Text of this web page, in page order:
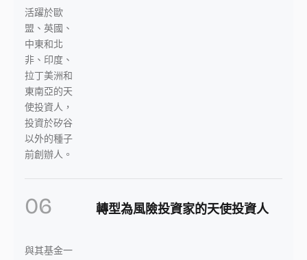
活躍於歐
盟、英國、
中東和北
非、印度、
拉丁美洲和
東南亞的天
使投資人，
投資於矽谷
以外的種子
前創辦人。
06 轉型為風險投資家的天使投資人
與其基金一